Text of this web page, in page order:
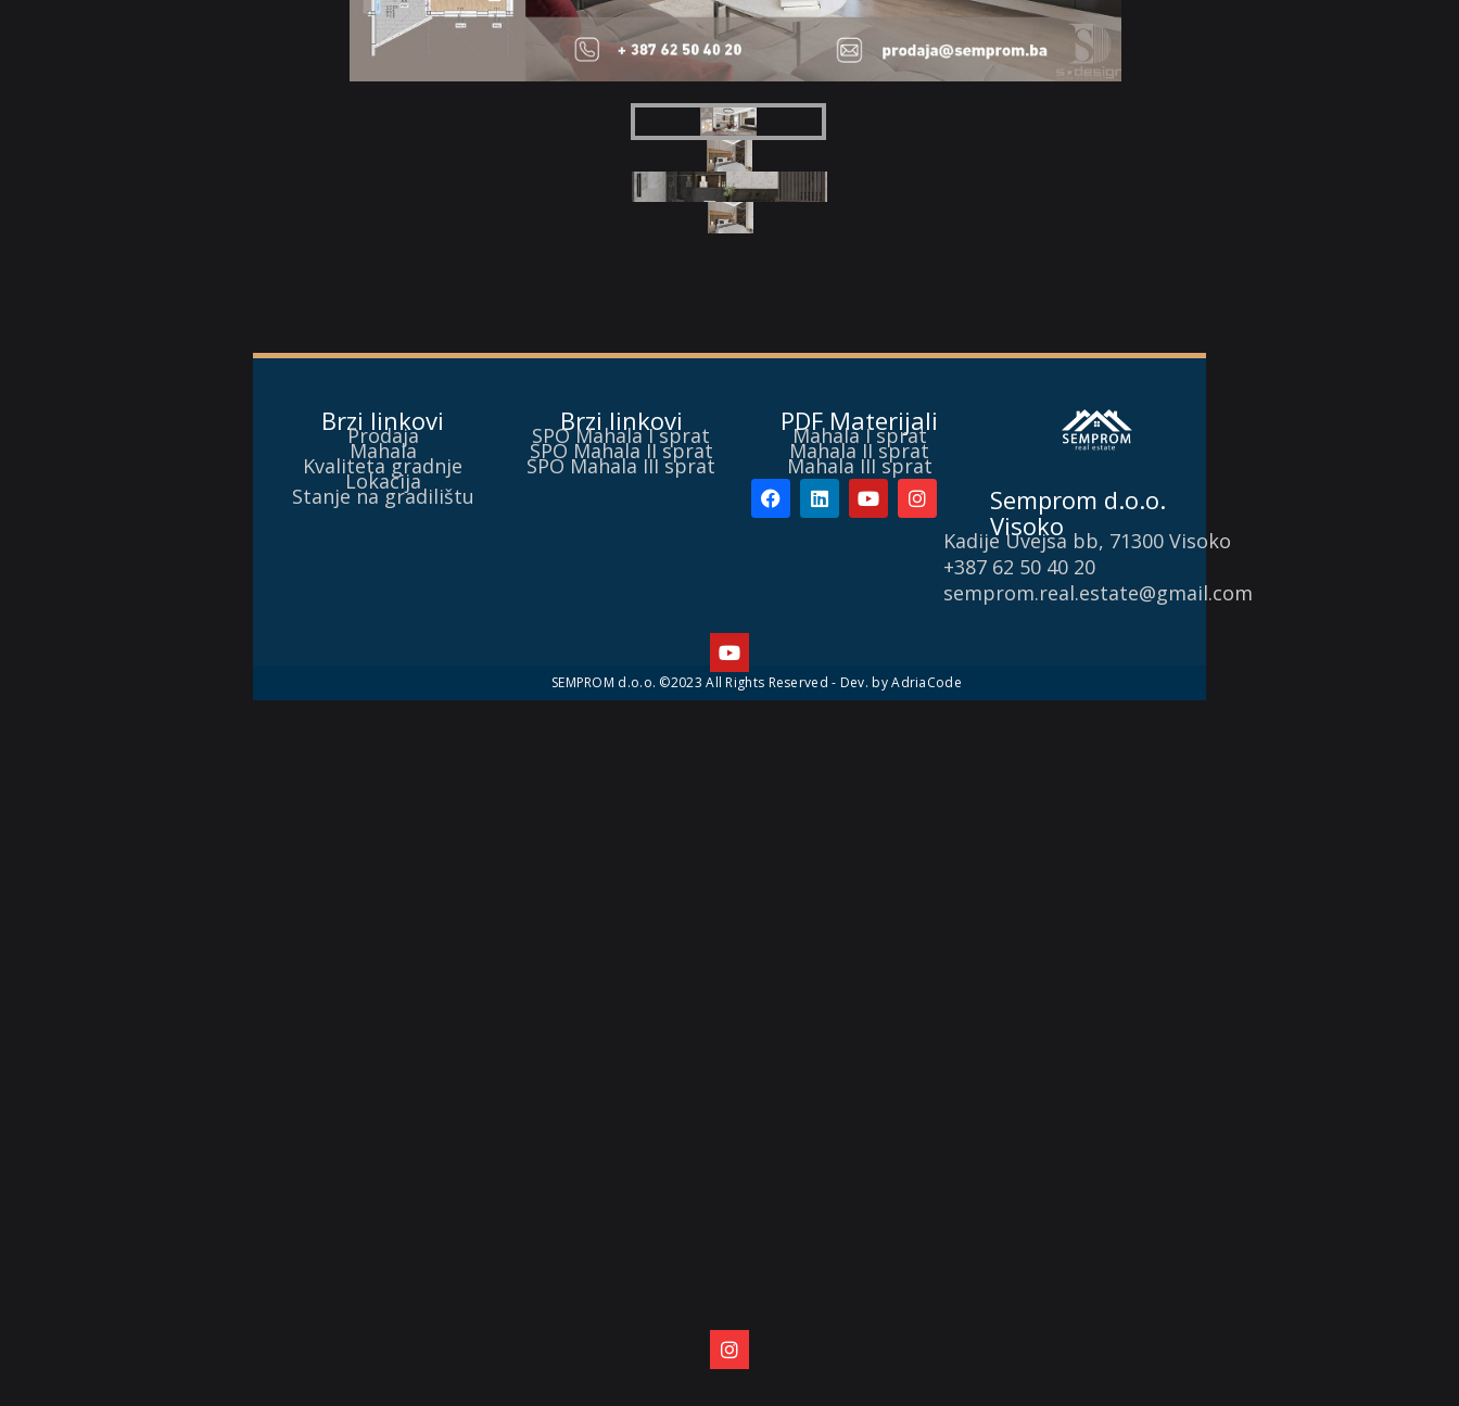
Brzi linkovi
Prodaja
Mahala
Kvaliteta gradnje
Lokacija
Stanje na gradilištu
Brzi linkovi
SPO Mahala I sprat
SPO Mahala II sprat
SPO Mahala III sprat
PDF Materijali
Mahala I sprat
Mahala II sprat
Mahala III sprat
Semprom d.o.o.
Visoko
Kadije Uvejsa bb, 71300 Visoko
+387 62 50 40 20
semprom.real.estate@gmail.com
SEMPROM d.o.o. ©2023 All Rights Reserved - Dev. byAdriaCode